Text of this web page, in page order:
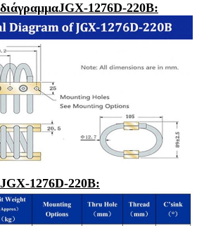
JGX-1276D-220B:
JGX-1276D-220B: